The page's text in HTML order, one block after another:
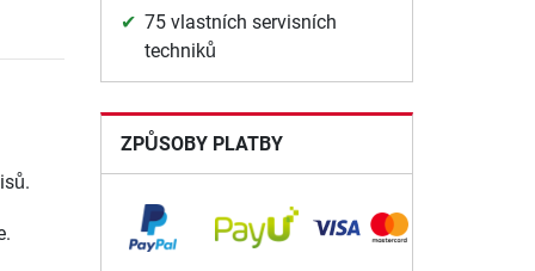
75 vlastních servisních
techniků
ZPŮSOBY PLATBY